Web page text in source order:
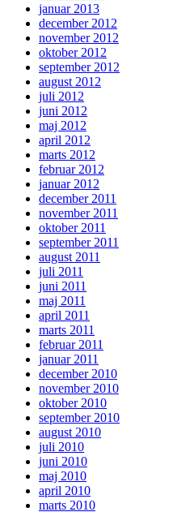
januar 2013
december 2012
november 2012
oktober 2012
september 2012
august 2012
juli 2012
juni 2012
maj 2012
april 2012
marts 2012
februar 2012
januar 2012
december 2011
november 2011
oktober 2011
september 2011
august 2011
juli 2011
juni 2011
maj 2011
april 2011
marts 2011
februar 2011
januar 2011
december 2010
november 2010
oktober 2010
september 2010
august 2010
juli 2010
juni 2010
maj 2010
april 2010
marts 2010